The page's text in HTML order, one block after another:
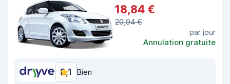
18,84 €
20,94 €
par jour
Annulation gratuite
8,1 Bien